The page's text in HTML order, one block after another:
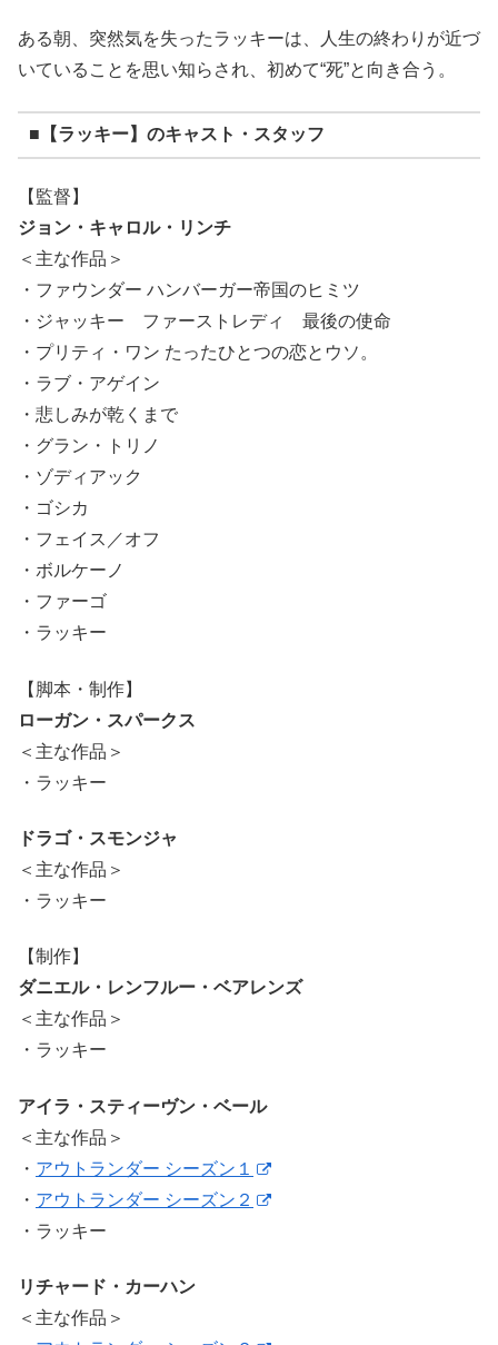
ある朝、突然気を失ったラッキーは、人生の終わりが近づ
いていることを思い知らされ、初めて“死”と向き合う。
■【ラッキー】のキャスト・スタッフ
【監督】
ジョン・キャロル・リンチ
＜主な作品＞
・ファウンダー ハンバーガー帝国のヒミツ
・ジャッキー ファーストレディ 最後の使命
・プリティ・ワン たったひとつの恋とウソ。
・ラブ・アゲイン
・悲しみが乾くまで
・グラン・トリノ
・ゾディアック
・ゴシカ
・フェイス／オフ
・ボルケーノ
・ファーゴ
・ラッキー
【脚本・制作】
ローガン・スパークス
＜主な作品＞
・ラッキー
ドラゴ・スモンジャ
＜主な作品＞
・ラッキー
【制作】
ダニエル・レンフルー・ベアレンズ
＜主な作品＞
・ラッキー
アイラ・スティーヴン・ベール
＜主な作品＞
・ アウトランダー シーズン１
・ アウトランダー シーズン２
・ラッキー
リチャード・カーハン
＜主な作品＞